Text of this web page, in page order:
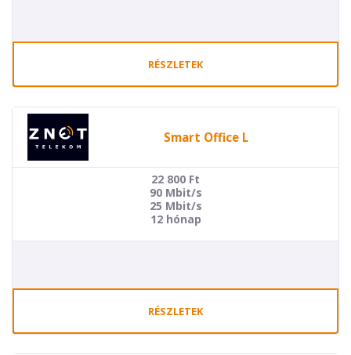
RÉSZLETEK
Smart Office L
22 800 Ft
90 Mbit/s
25 Mbit/s
12 hónap
RÉSZLETEK